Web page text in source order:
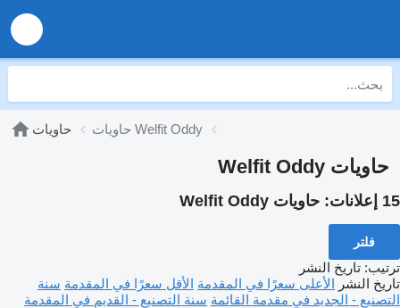
حاويات حاويات Welfit Oddy
حاويات Welfit Oddy
15 إعلانات: حاويات Welfit Oddy
فلتر
ترتيب: تاريخ النشر
تاريخ النشر الأعلى سعرًا في المقدمة الأقل سعرًا في المقدمة سنة
التصنيع - الجديد في مقدمة القائمة سنة التصنيع - القديم في المقدمة